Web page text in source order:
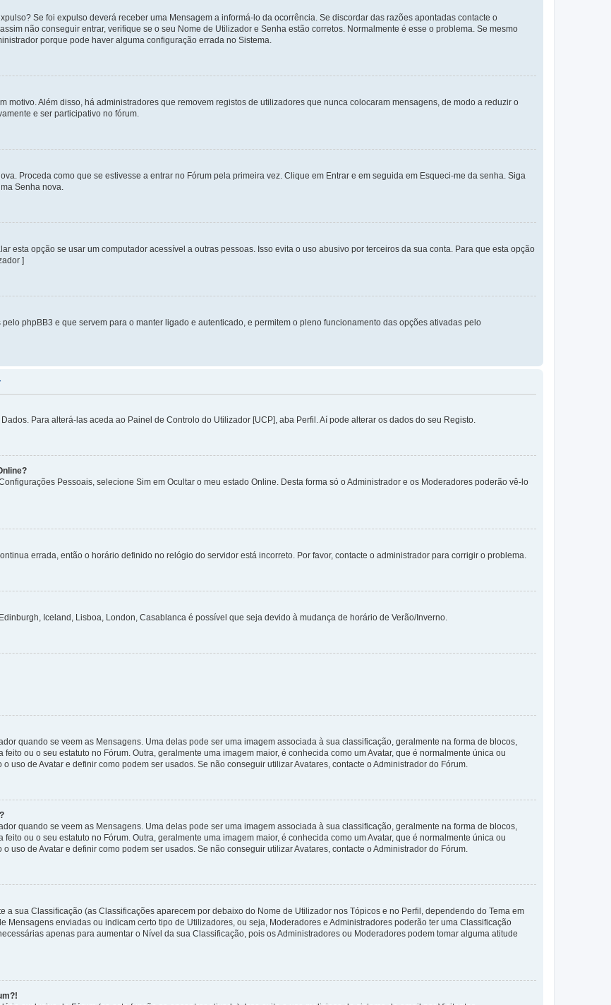
Se foi expulso deverá receber uma Mensagem a informá-lo da ocorrência. Se discordar das razões apontadas contacte o
não conseguir entrar, verifique se o seu Nome de Utilizador e Senha estão corretos. Normalmente é esse o problema. Se mesmo
porque pode haver alguma configuração errada no Sistema.
motivo. Além disso, há administradores que removem registos de utilizadores que nunca colocaram mensagens, de modo a reduzir o
e ser participativo no fórum.
Proceda como que se estivesse a entrar no Fórum pela primeira vez. Clique em Entrar e em seguida em Esqueci-me da senha. Siga
Senha nova.
esta opção se usar um computador acessível a outras pessoas. Isso evita o uso abusivo por terceiros da sua conta. Para que esta opção
]
phpBB3 e que servem para o manter ligado e autenticado, e permitem o pleno funcionamento das opções ativadas pelo
Para alterá-las aceda ao Painel de Controlo do Utilizador [UCP], aba Perfil. Aí pode alterar os dados do seu Registo.
Pessoais, selecione Sim em Ocultar o meu estado Online. Desta forma só o Administrador e os Moderadores poderão vê-lo
errada, então o horário definido no relógio do servidor está incorreto. Por favor, contacte o administrador para corrigir o problema.
Iceland, Lisboa, London, Casablanca é possível que seja devido à mudança de horário de Verão/Inverno.
quando se veem as Mensagens. Uma delas pode ser uma imagem associada à sua classificação, geralmente na forma de blocos,
ou o seu estatuto no Fórum. Outra, geralmente uma imagem maior, é conhecida como um Avatar, que é normalmente única ou
uso de Avatar e definir como podem ser usados. Se não conseguir utilizar Avatares, contacte o Administrador do Fórum.
quando se veem as Mensagens. Uma delas pode ser uma imagem associada à sua classificação, geralmente na forma de blocos,
ou o seu estatuto no Fórum. Outra, geralmente uma imagem maior, é conhecida como um Avatar, que é normalmente única ou
uso de Avatar e definir como podem ser usados. Se não conseguir utilizar Avatares, contacte o Administrador do Fórum.
a sua Classificação (as Classificações aparecem por debaixo do Nome de Utilizador nos Tópicos e no Perfil, dependendo do Tema em
Mensagens enviadas ou indicam certo tipo de Utilizadores, ou seja, Moderadores e Administradores poderão ter uma Classificação
apenas para aumentar o Nível da sua Classificação, pois os Administradores ou Moderadores podem tomar alguma atitude